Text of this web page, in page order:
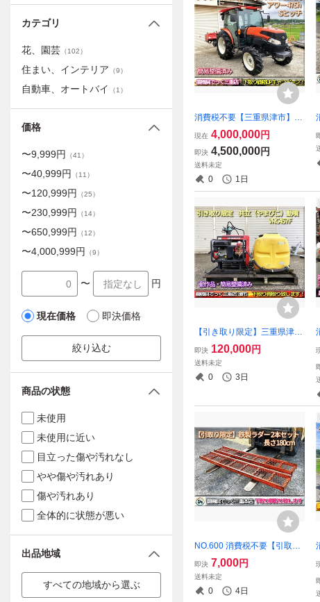
消費税不要【三重県津市】
クボタ トラクター KL5550 H
-FQMANDPP 55馬力 ハイス
ピード Uシフト エアコン CD
デッキ Sヒッチ
現在 4,000,000円
即決 4,500,000円
送料未定
0 1日
【引き取り限定】三重県津市
共立 やまびこ 動噴 VRC457
F リモコン欠品
即決 120,000円
送料未定
0 3日
NO.600 消費税不要【引取り
限定】三重県津市 鉄製 ラダ
ー 長さ1.8m 2本セット 180c
m 1800mm スチール ブリッ
ジ 足場 歩み板
即決 7,000円
送料未定
0 4日
カテゴリ
花、園芸 （102）
住まい、インテリア （9）
自動車、オートバイ （1 ）
価格
〜9,999円 （41 ）
〜40,999円 （11 ）
〜120,999円 （25）
〜230,999円 （14）
〜650,999円 （12）
〜4,000,999円 （9）
〜 円
現在価格 即決価格
絞り込む
商品の状態
未使用
未使用に近い
目立った傷や汚れなし
やや傷や汚れあり
傷や汚れあり
全体的に状態が悪い
出品地域
すべての地域から選ぶ